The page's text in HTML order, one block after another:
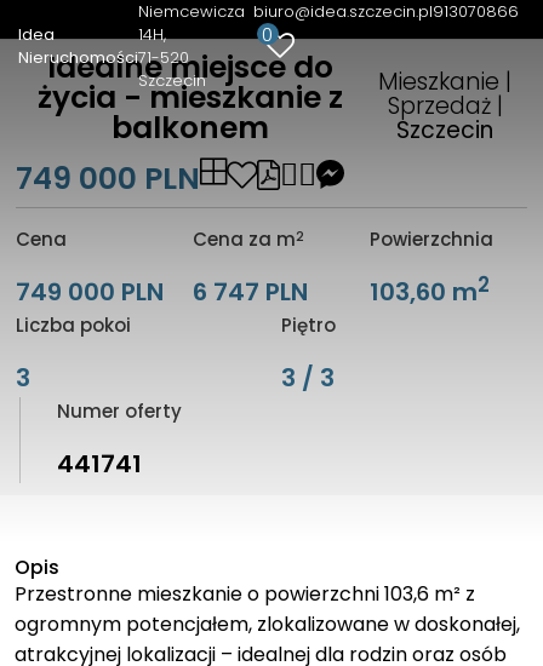
Idea
Nieruchomości
Niemcewicza
14H
71-520
Szczecin
biuro@idea.szczecin.pl913070866
0
Idealne miejsce do
życia - mieszkanie z
balkonem
Mieszkanie |
Sprzedaż |
Szczecin
749 000 PLN
Cena
749 000 PLN
Cena za m2
6 747 PLN
Powierzchnia
103,60 m2
Liczba pokoi
3
Piętro
3 / 3
Numer oferty
441741
Opis
Przestronne mieszkanie o powierzchni 103,6 m² z
ogromnym potencjałem, zlokalizowane w doskonałej,
atrakcyjnej lokalizacji – idealnej dla rodzin oraz osób